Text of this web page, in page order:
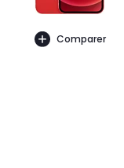
Comparer